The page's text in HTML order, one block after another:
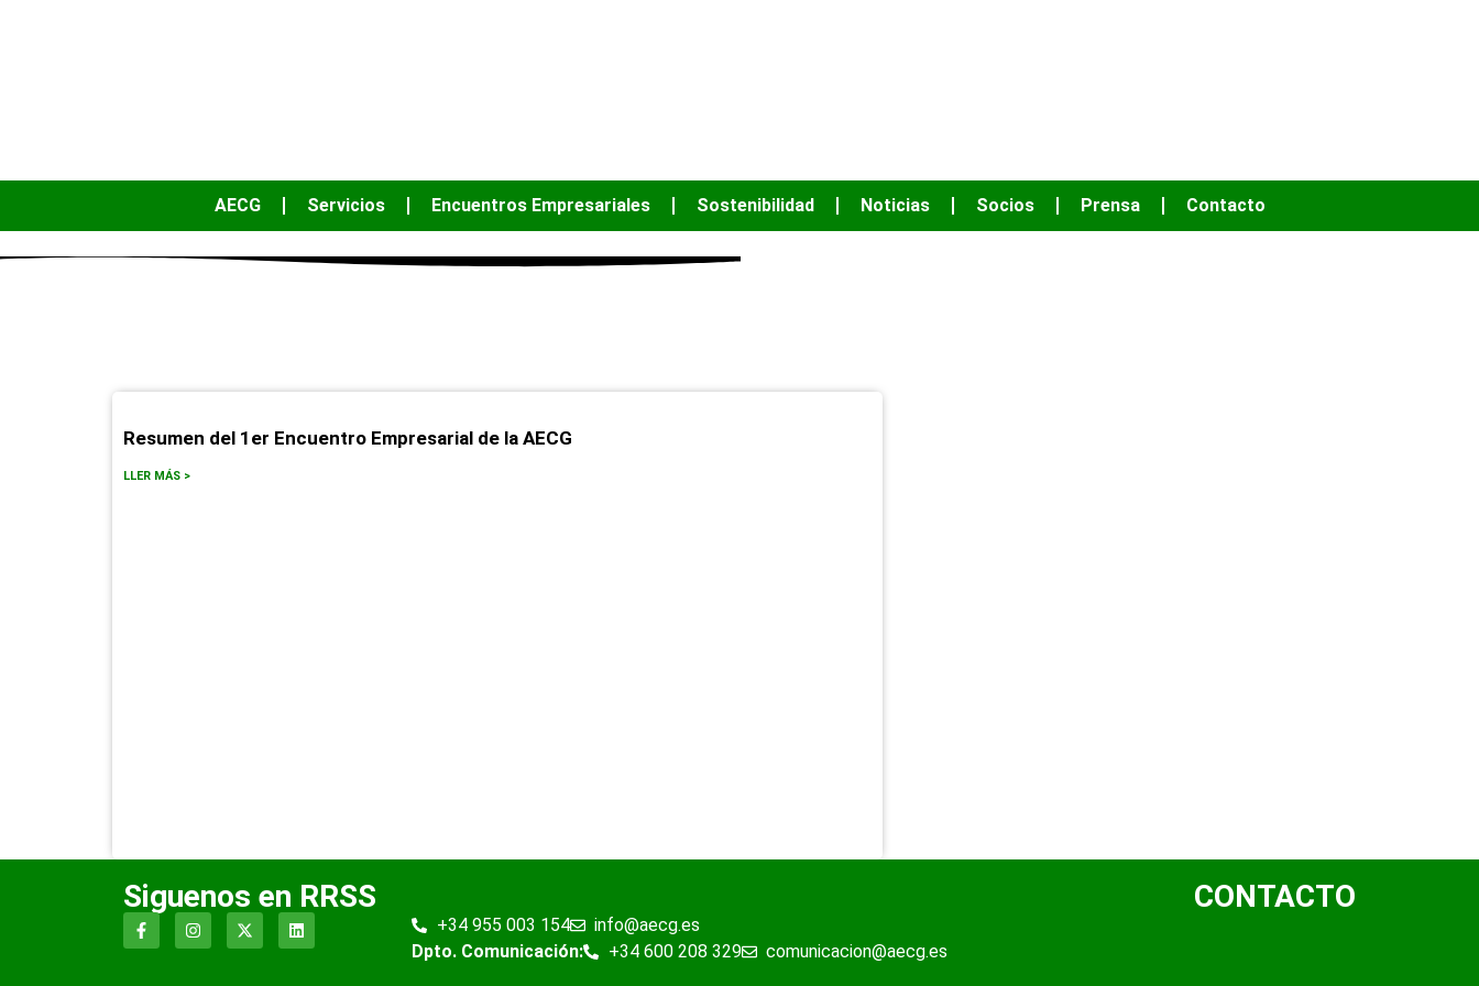
AECG Servicios Encuentros Empresariales Sostenibilidad Noticias Socios Prensa Contacto
Resumen del 1er Encuentro Empresarial de la AECG
LLER MÁS >
Siguenos en RRSS CONTACTO
+34 955 003 154
info@aecg.es
Dpto. Comunicación:
+34 600 208 329 comunicacion@aecg.es